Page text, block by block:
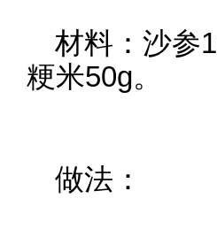
材料：沙参
粳米50g。
做法：